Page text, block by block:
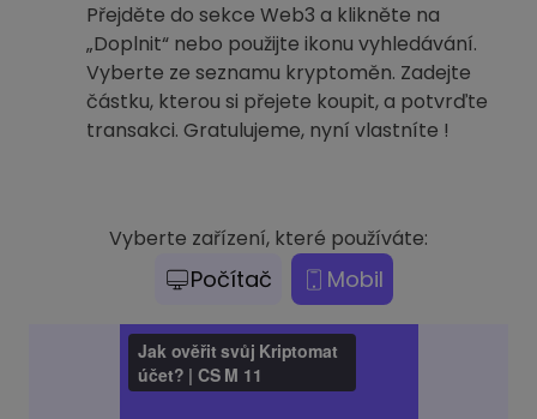
Přejděte do sekce Web3 a klikněte na
„Doplnit“ nebo použijte ikonu vyhledávání.
Vyberte ze seznamu kryptoměn. Zadejte
částku, kterou si přejete koupit, a potvrďte
transakci. Gratulujeme, nyní vlastníte !
Vyberte zařízení, které používáte:
Počítač Mobil